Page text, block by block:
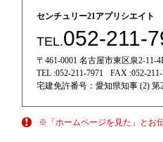
センチュリー21アプリシエイト
TEL.052-211-
〒461-0001 名古屋市東区泉2-11-
TEL :052-211-7971 FAX :052-
宅建免許番号： 愛知県知事 (2) 第
※「ホームページを見た」とお